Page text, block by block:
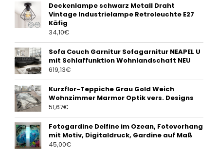
Deckenlampe schwarz Metall Draht
Vintage Industrielampe Retroleuchte E27
Käfig
34,10€
Sofa Couch Garnitur Sofagarnitur NEAPEL U
mit Schlaffunktion Wohnlandschaft NEU
619,13€
Kurzflor-Teppiche Grau Gold Weich
Wohnzimmer Marmor Optik vers. Designs
51,67€
Fotogardine Delfine im Ozean, Fotovorhang
mit Motiv, Digitaldruck, Gardine auf Maß
45,00€